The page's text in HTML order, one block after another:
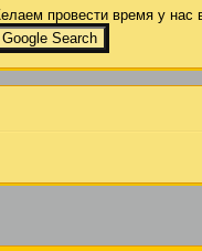
провести время у